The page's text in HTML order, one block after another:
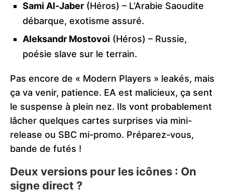
Sami Al-Jaber (Héros) – L’Arabie Saoudite
débarque, exotisme assuré.
Aleksandr Mostovoi (Héros) – Russie,
poésie slave sur le terrain.
Pas encore de « Modern Players » leakés, mais
ça va venir, patience. EA est malicieux, ça sent
le suspense à plein nez. Ils vont probablement
lâcher quelques cartes surprises via mini-
release ou SBC mi-promo. Préparez-vous,
bande de futés !
Deux versions pour les icônes : On
signe direct ?